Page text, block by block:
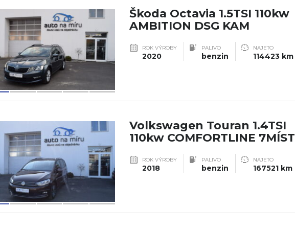
Škoda Octavia 1.5TSI 110kw
AMBITION DSG KAM
ROK VÝROBY
2020
PALIVO
benzin
NAJETO
114423 km
Volkswagen Touran 1.4TSI
110kw COMFORTLINE 7MÍST
ROK VÝROBY
2018
PALIVO
benzin
NAJETO
167521 km